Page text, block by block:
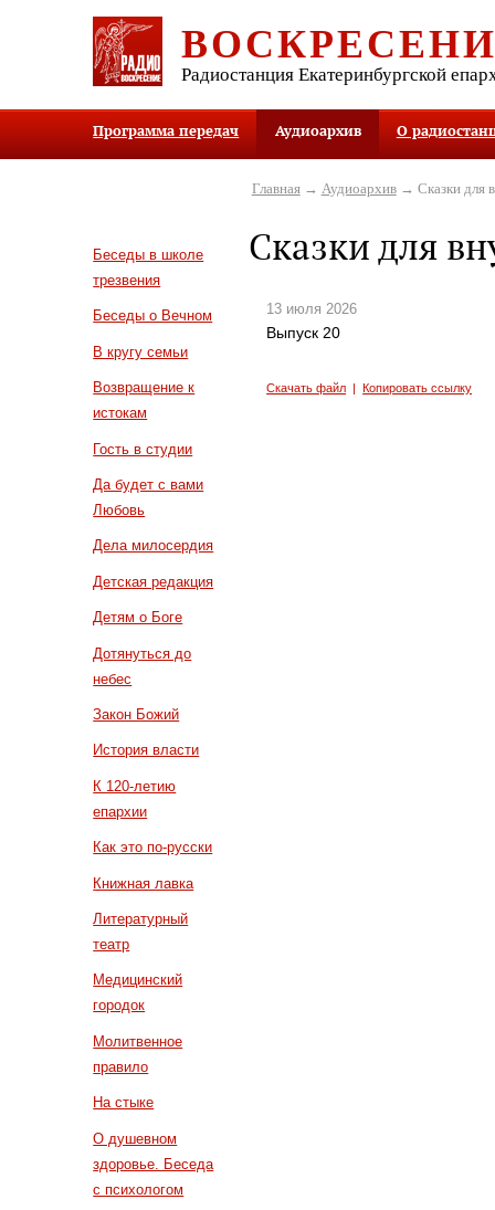
Радиостанция Екатеринбургской
Программа передач Аудиоархив О
Беседы в школе
трезвения
Беседы о Вечном
В кругу семьи
Возвращение к
истокам
Гость в студии
Да будет с вами
Любовь
Дела милосердия
Детская редакция
Детям о Боге
Дотянуться до
небес
Закон Божий
История власти
К 120-летию
епархии
Как это по-русски
Книжная лавка
Литературный
театр
Медицинский
городок
Молитвенное
правило
На стыке
О душевном
здоровье. Беседа
с психологом
Главная→ Аудиоархив→ Сказки для
Сказки для
13 июля 2026
Выпуск 20
Скачать файл |Копировать ссылку